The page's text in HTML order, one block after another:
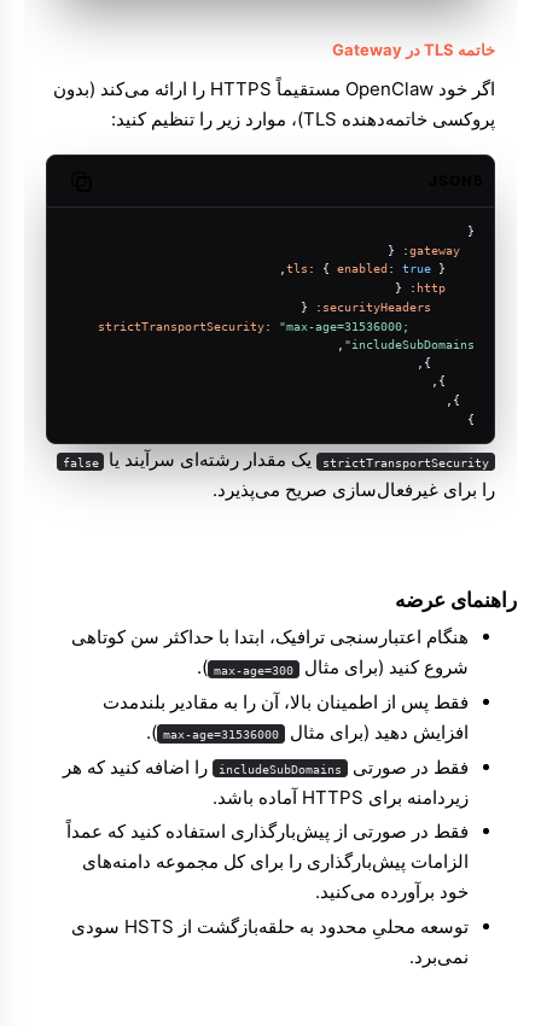
خاتمه TLS در Gateway
اگر خود OpenClaw مستقیماً HTTPS را ارائه می‌کند (بدون
پروکسی خاتمه‌دهنده TLS)، موارد زیر را تنظیم کنید:
{
gateway
: {
tls : { enabled : true },
http
: {
securityHeaders
: {
strictTransportSecurity: "max-age=31536000;
includeSubDomains"
}
strictTransportSecurity یک مقدار رشته‌ای سرآیند یا false
را برای غیرفعال‌سازی صریح می‌پذیرد.
راهنمای عرضه
هنگام اعتبارسنجی ترافیک، ابتدا با حداکثر سن کوتاهی
شروع کنید (برای مثال
max-age=300
).
فقط پس از اطمینان بالا، آن را به مقادیر بلندمدت
افزایش دهید (برای مثال
max-age=31536000
).
فقط در صورتی
includeSubDomains را اضافه کنید که هر
زیردامنه برای HTTPS آماده باشد.
فقط در صورتی از پیش‌بارگذاری استفاده کنید که عمداً
الزامات پیش‌بارگذاری را برای کل مجموعه دامنه‌های
خود برآورده می‌کنید.
توسعه محلیِ محدود به حلقه‌بازگشت از HSTS سودی
نمی‌برد.